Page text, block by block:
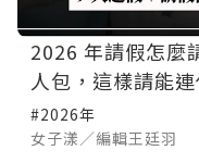
2026 年請假怎麼
人包，這樣請能
#2026年
女子漾／編輯王廷羽